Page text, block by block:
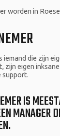
worden in
iemand die zijn
zijn eigen
support.
IS
MANAGER